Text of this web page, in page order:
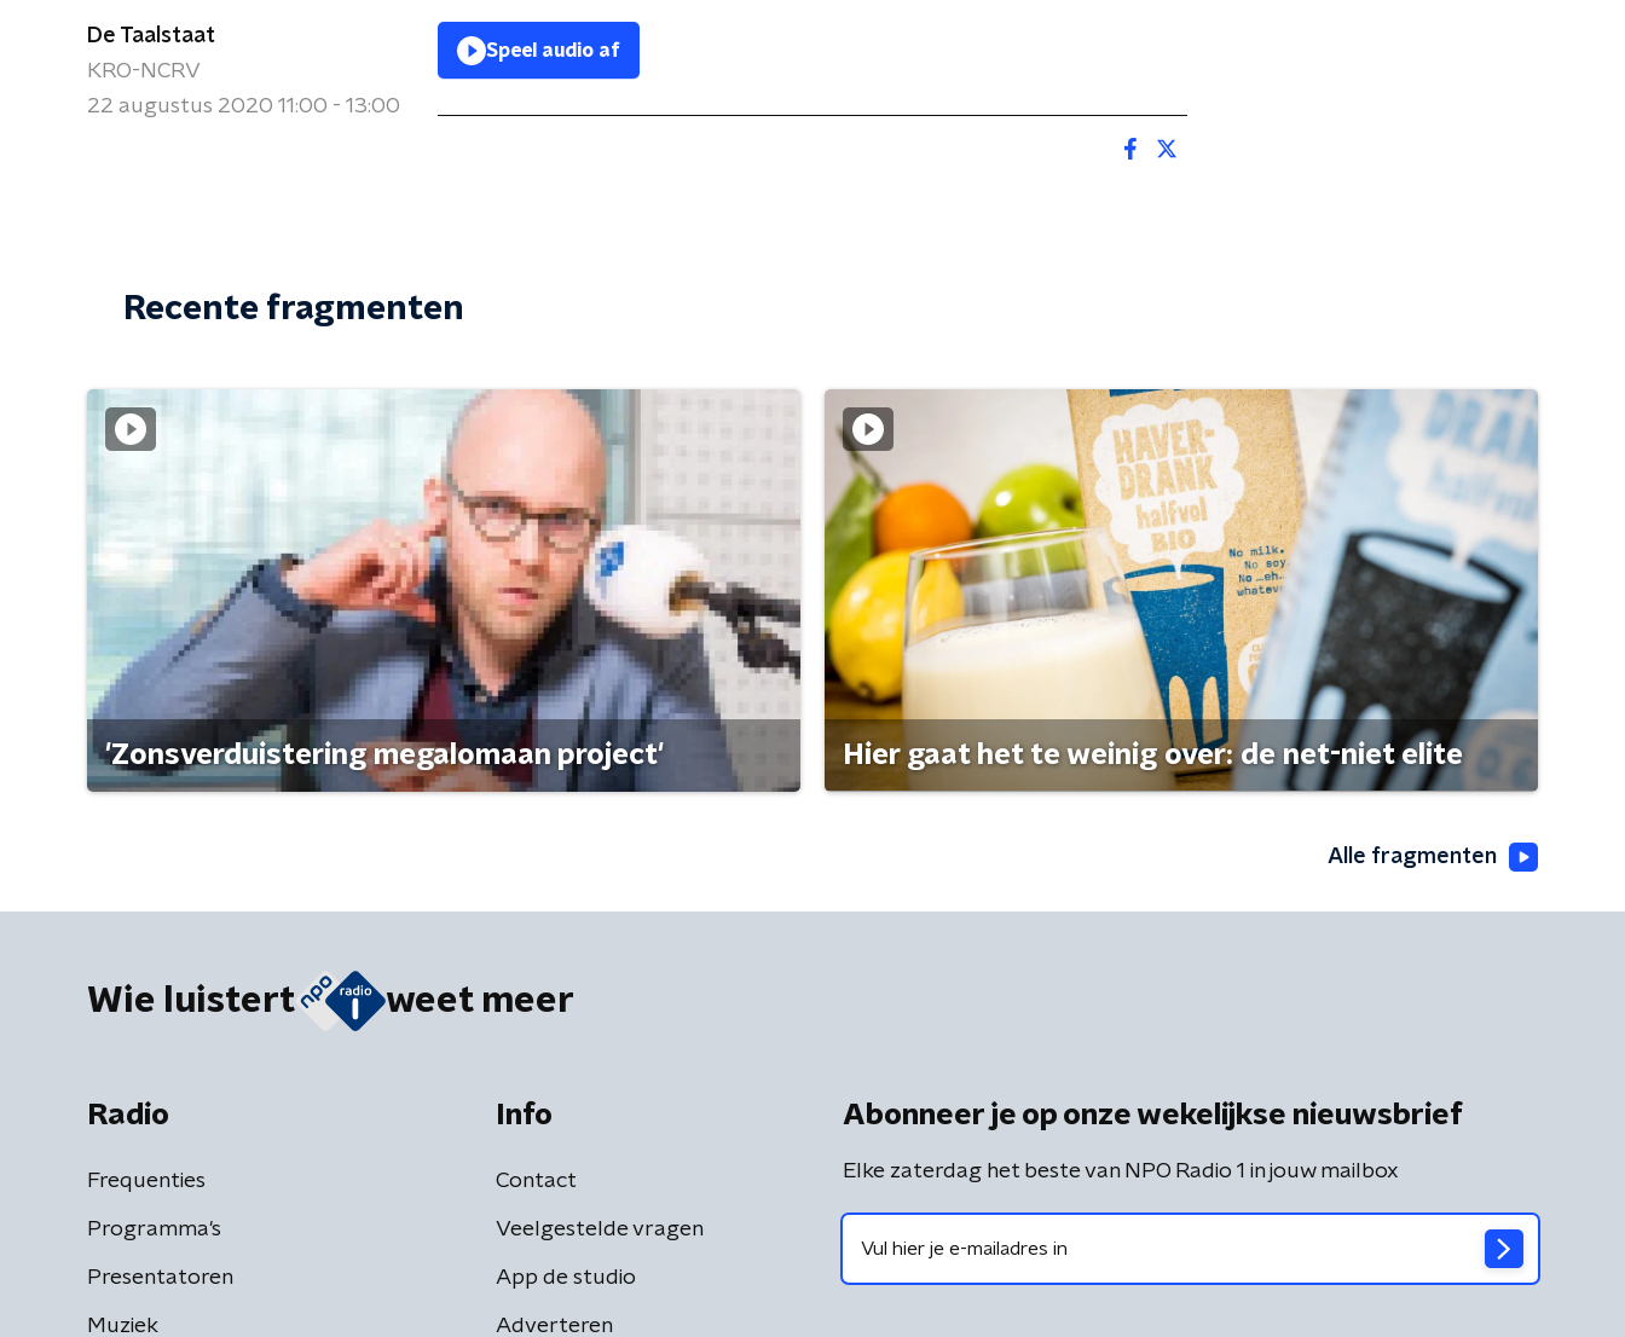
De Taalstaat
KRO-NCRV
22 augustus 2020 11:00 - 13:00
Speel audio af
Recente fragmenten
'Zonsverduistering megalomaan project' Hier gaat het te weinig over: de net-niet elite
Alle fragmenten
Wie luistert weet meer
Radio
Frequenties
Programma's
Presentatoren
Muziek
Info
Contact
Veelgestelde vragen
App de studio
Adverteren
Abonneer je op onze wekelijkse nieuwsbrief
Elke zaterdag het beste van NPO Radio 1 in jouw mailbox